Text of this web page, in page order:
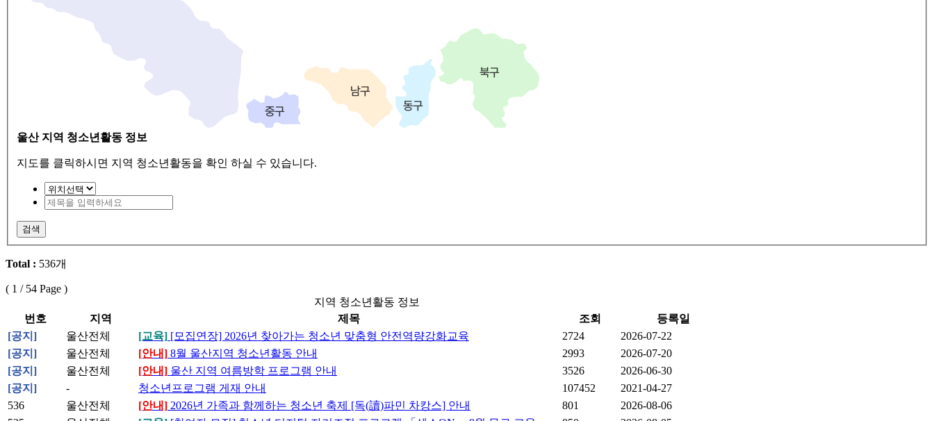
울산 지역 청소년활동 정보
지도를 클릭하시면 지역 청소년활동을 확인 하실 수 있습니다.
검색
Total : 536개
( 1 / 54 Page )
지역 청소년활동 정보
번호
지역 제목 조회
등록일
[공지]
울산전체 [교육] [모집연장] 2026년 찾아가는 청소년 맞춤형 안전역량강화교육 2724
2026-07-22
[공지]
울산전체 [안내] 8월 울산지역 청소년활동 안내 2993
2026-07-20
[공지]
울산전체 [안내] 울산 지역 여름방학 프로그램 안내 3526
2026-06-30
[공지]
- 청소년프로그램 게재 안내 107452
2021-04-27
536
울산전체 [안내] 2026년 가족과 함께하는 청소년 축제 [독(讀)파민 차캉스] 안내 801
2026-08-06